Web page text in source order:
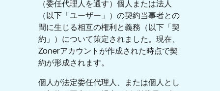
（委任代理人を通す）個人または法人
（以下「ユーザー」）の契約当事者との
間に生じる相互の権利と義務（以下「契
約」）について策定されました。現在、
Zonerアカウントが作成された時点で契
約が形成されます。
個人が法定委任代理人、または個人とし